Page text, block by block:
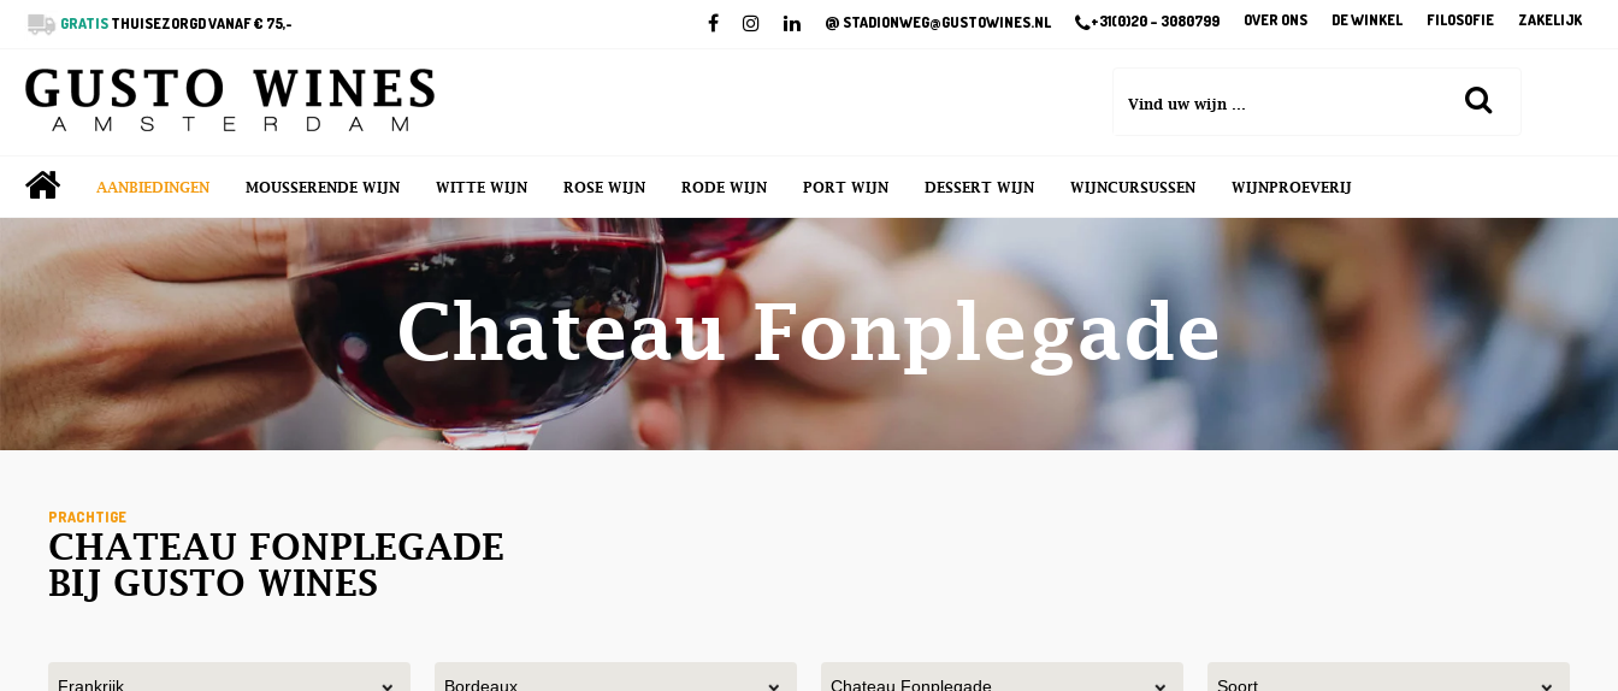
@ STADIONWEG@GUSTOWINES.NL +31(0)20 – 3080799 OVER ONS DE WINKEL FILOSOFIE ZAKELIJK
GRATIS THUISEZORGD VANAF € 75,-
AANBIEDINGEN MOUSSERENDE WIJN WITTE WIJN ROSE WIJN RODE WIJN PORT WIJN DESSERT WIJN WIJNCURSUSSEN WIJNPROEVERIJ
Chateau Fonplegade
PRACHTIGE
CHATEAU FONPLEGADE
BIJ GUSTO WINES